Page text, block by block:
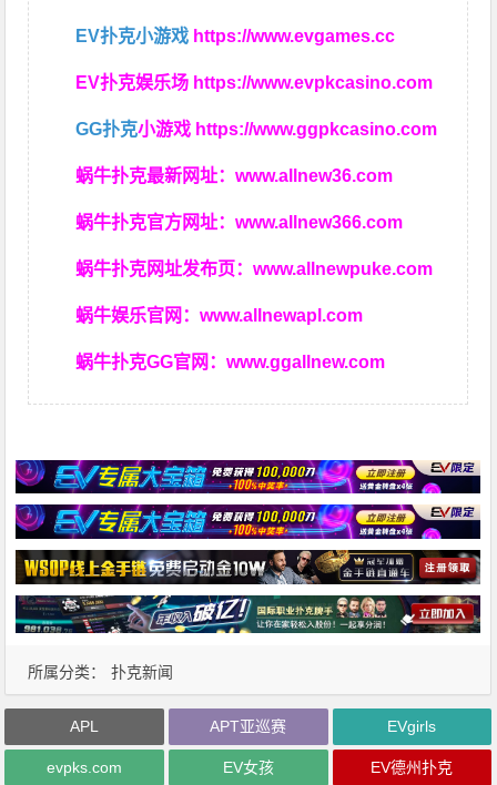
EV扑克小游戏 https://www.evgames.cc
EV扑克娱乐场 https://www.evpkcasino.com
GG扑克小游戏 https://www.ggpkcasino.com
蜗牛扑克最新网址：www.allnew36.com
蜗牛扑克官方网址：www.allnew366.com
蜗牛扑克网址发布页：www.allnewpuke.com
蜗牛娱乐官网：www.allnewapl.com
蜗牛扑克GG官网：www.ggallnew.com
所属分类： 扑克新闻
APL APT亚巡赛 EVgirls
evpks.com EV女孩 EV德州扑克